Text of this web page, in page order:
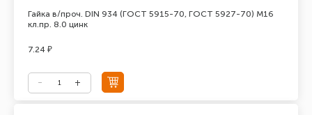
Гайка в/проч. DIN 934 (ГОСТ 5915-70, ГОСТ 5927-70) М16
кл.пр. 8.0 цинк
7.24 ₽